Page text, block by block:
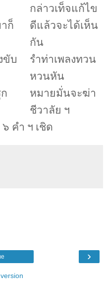
กล่าวเท็จแก้ไข
ก็
ดีแล้วจะได้เห็น
กัน
ขับ
รำท่าเพลงทวน
หวนหัน
หมายมั่นจะฆ่า
ชีวาลัย ฯ
๖ คำ ฯ เชิด
›